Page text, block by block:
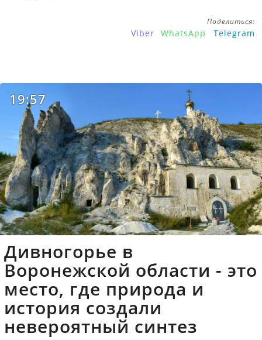
Поделиться:
Viber WhatsApp Telegram
19:57
Дивногорье в
Воронежской области - это
место, где природа и
история создали
невероятный синтез